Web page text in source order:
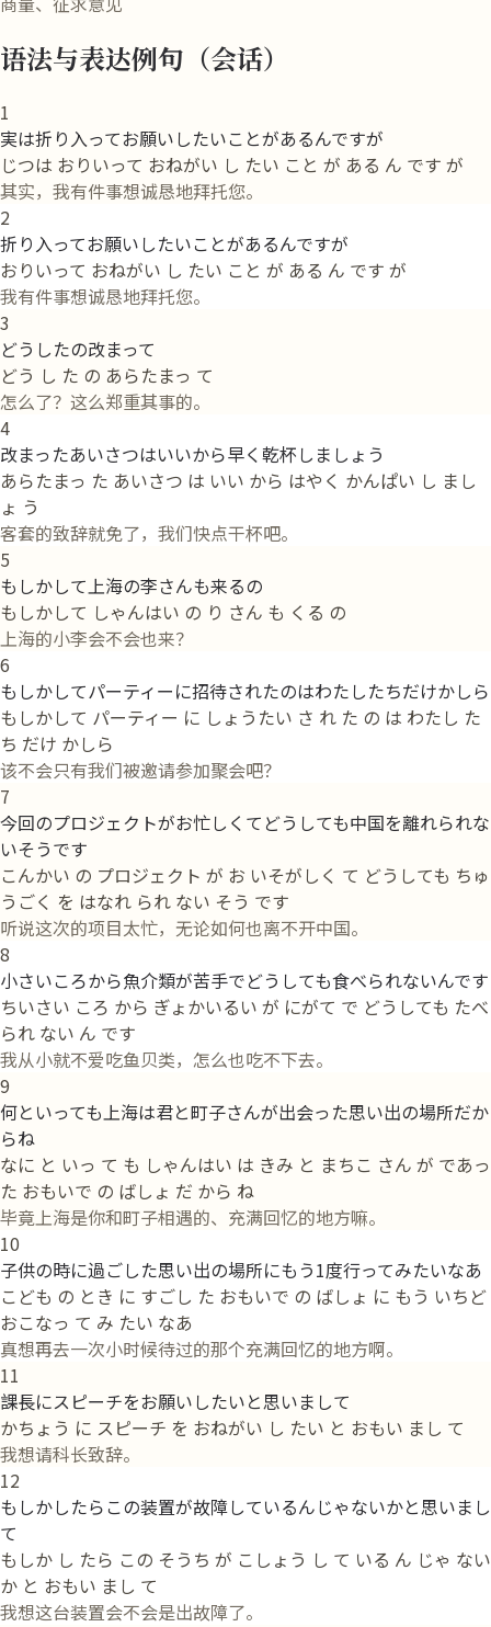
语法与表达例句（会话）
1
実は折り入ってお願いしたいことがあるんですが
じつは おりいって おねがい し たい こと が ある ん です が
其实，我有件事想诚恳地拜托您。
2
折り入ってお願いしたいことがあるんですが
おりいって おねがい し たい こと が ある ん です が
我有件事想诚恳地拜托您。
3
どうしたの改まって
どう し た の あらたまっ て
怎么了？这么郑重其事的。
4
改まったあいさつはいいから早く乾杯しましょう
あらたまっ た あいさつ は いい から はやく かんぱい し まし
ょ う
客套的致辞就免了，我们快点干杯吧。
5
もしかして上海の李さんも来るの
もしかして しゃんはい の り さん も くる の
上海的小李会不会也来？
6
もしかしてパーティーに招待されたのはわたしたちだけかしら
もしかして パーティー に しょうたい さ れ た の は わたし た
ち だけ かしら
该不会只有我们被邀请参加聚会吧？
7
今回のプロジェクトがお忙しくてどうしても中国を離れられな
いそうです
こんかい の プロジェクト が お いそがしく て どうしても ちゅ
うごく を はなれ られ ない そう です
听说这次的项目太忙，无论如何也离不开中国。
8
小さいころから魚介類が苦手でどうしても食べられないんです
ちいさい ころ から ぎょかいるい が にがて で どうしても たべ
られ ない ん です
我从小就不爱吃鱼贝类，怎么也吃不下去。
9
何といっても上海は君と町子さんが出会った思い出の場所だか
らね
なに と いっ て も しゃんはい は きみ と まちこ さん が であっ
た おもいで の ばしょ だ から ね
毕竟上海是你和町子相遇的、充满回忆的地方嘛。
10
子供の時に過ごした思い出の場所にもう1度行ってみたいなあ
こども の とき に すごし た おもいで の ばしょ に もう いちど
おこなっ て み たい なあ
真想再去一次小时候待过的那个充满回忆的地方啊。
11
課長にスピーチをお願いしたいと思いまして
かちょう に スピーチ を おねがい し たい と おもい まし て
我想请科长致辞。
12
もしかしたらこの装置が故障しているんじゃないかと思いまし
て
もしか し たら この そうち が こしょう し て いる ん じゃ ない
か と おもい まし て
我想这台装置会不会是出故障了。